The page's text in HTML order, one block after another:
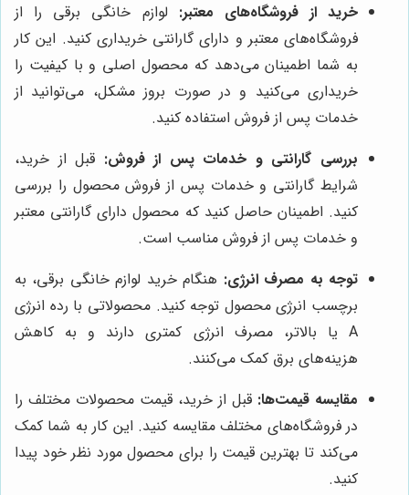
خرید از فروشگاه‌های معتبر: لوازم خانگی برقی را از
فروشگاه‌های معتبر و دارای گارانتی خریداری کنید. این کار
به شما اطمینان می‌دهد که محصول اصلی و با کیفیت را
خریداری می‌کنید و در صورت بروز مشکل، می‌توانید از
خدمات پس از فروش استفاده کنید.
بررسی گارانتی و خدمات پس از فروش: قبل از خرید،
شرایط گارانتی و خدمات پس از فروش محصول را بررسی
کنید. اطمینان حاصل کنید که محصول دارای گارانتی معتبر
و خدمات پس از فروش مناسب است.
توجه به مصرف انرژی: هنگام خرید لوازم خانگی برقی، به
برچسب انرژی محصول توجه کنید. محصولاتی با رده انرژی
A یا بالاتر، مصرف انرژی کمتری دارند و به کاهش
هزینه‌های برق کمک می‌کنند.
مقایسه قیمت‌ها: قبل از خرید، قیمت محصولات مختلف را
در فروشگاه‌های مختلف مقایسه کنید. این کار به شما کمک
می‌کند تا بهترین قیمت را برای محصول مورد نظر خود پیدا
کنید.